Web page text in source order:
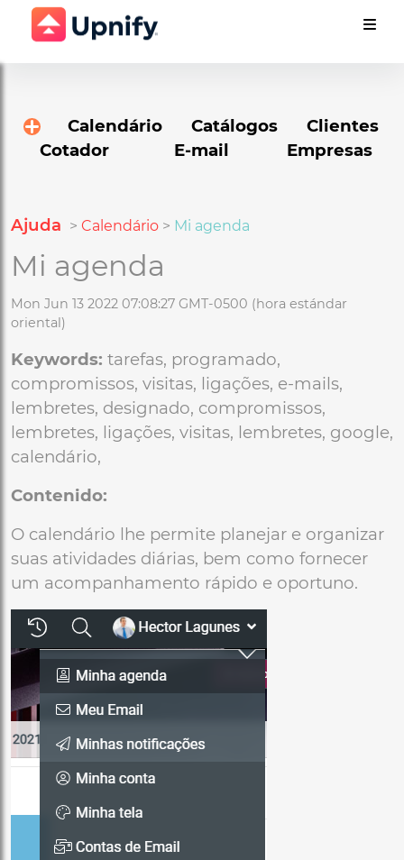
Calendário Catálogos
Clientes
Cotador
E-mail Empresas
Ajuda > Calendário > Mi agenda
Mi agenda
Mon Jun 13 2022 07:08:27 GMT-0500 (hora estándar
oriental)
Keywords: tarefas, programado,
compromissos, visitas, ligações, e-mails,
lembretes, designado, compromissos,
lembretes, ligações, visitas, lembretes, google,
calendário,
Contenido:
O calendário lhe permite planejar e organizar
suas atividades diárias, bem como fornecer
um acompanhamento rápido e oportuno.